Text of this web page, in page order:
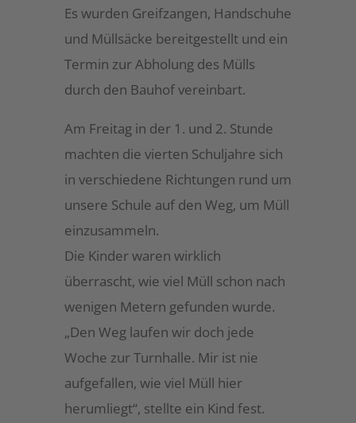
Es wurden Greifzangen, Handschuhe
und Müllsäcke bereitgestellt und ein
Termin zur Abholung des Mülls
durch den Bauhof vereinbart.
Am Freitag in der 1. und 2. Stunde
machten die vierten Schuljahre sich
in verschiedene Richtungen rund um
unsere Schule auf den Weg, um Müll
einzusammeln.
Die Kinder waren wirklich
überrascht, wie viel Müll schon nach
wenigen Metern gefunden wurde.
„Den Weg laufen wir doch jede
Woche zur Turnhalle. Mir ist nie
aufgefallen, wie viel Müll hier
herumliegt“, stellte ein Kind fest.